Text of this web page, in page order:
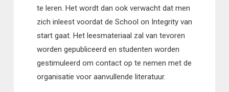
te leren. Het wordt dan ook verwacht dat men
zich inleest voordat de School on Integrity van
start gaat. Het leesmateriaal zal van tevoren
worden gepubliceerd en studenten worden
gestimuleerd om contact op te nemen met de
organisatie voor aanvullende literatuur.